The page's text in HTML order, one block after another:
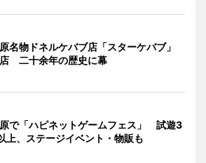
名物ドネルケバブ店「スターケバブ」
二十余年の歴史に幕
で「ハピネットゲームフェス」 試遊3
上、ステージイベント・物販も